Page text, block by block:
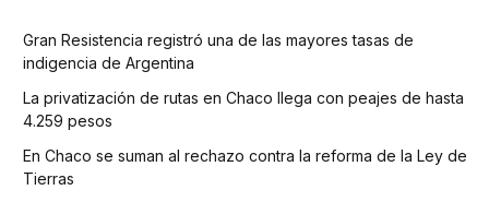
Gran Resistencia registró una de las mayores tasas de
indigencia de Argentina
La privatización de rutas en Chaco llega con peajes de hasta
4.259 pesos
En Chaco se suman al rechazo contra la reforma de la Ley de
Tierras